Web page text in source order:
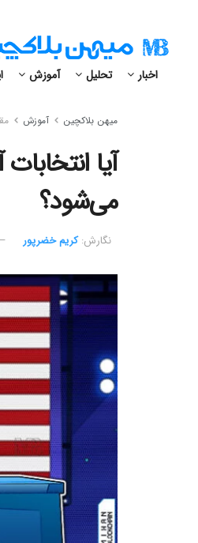
اخبار تحلیل آموزش
میهن بلاکچین آموزش
آیا
می‌شود؟
نگارش:‌ کریم خضرپور